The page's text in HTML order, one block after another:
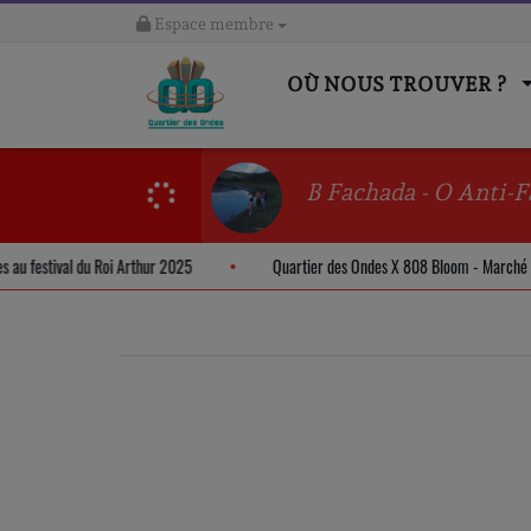
Espace membre
OÙ NOUS TROUVER ?
B Fachada - O Anti-
au festival du Roi Arthur 2025 Quartier des Ondes X 808 Bloom -